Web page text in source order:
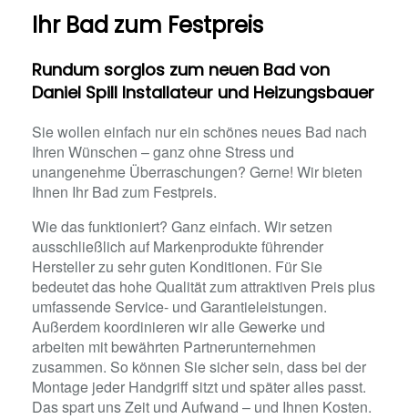
Ihr Bad zum Festpreis
Rundum sorglos zum neuen Bad von
Daniel Spill Installateur und Heizungsbauer
Sie wollen einfach nur ein schönes neues Bad nach
Ihren Wünschen – ganz ohne Stress und
unangenehme Überraschungen? Gerne! Wir bieten
Ihnen Ihr Bad zum Festpreis.
Wie das funktioniert? Ganz einfach. Wir setzen
ausschließlich auf Markenprodukte führender
Hersteller zu sehr guten Konditionen. Für Sie
bedeutet das hohe Qualität zum attraktiven Preis plus
umfassende Service- und Garantieleistungen.
Außerdem koordinieren wir alle Gewerke und
arbeiten mit bewährten Partnerunternehmen
zusammen. So können Sie sicher sein, dass bei der
Montage jeder Handgriff sitzt und später alles passt.
Das spart uns Zeit und Aufwand – und Ihnen Kosten.